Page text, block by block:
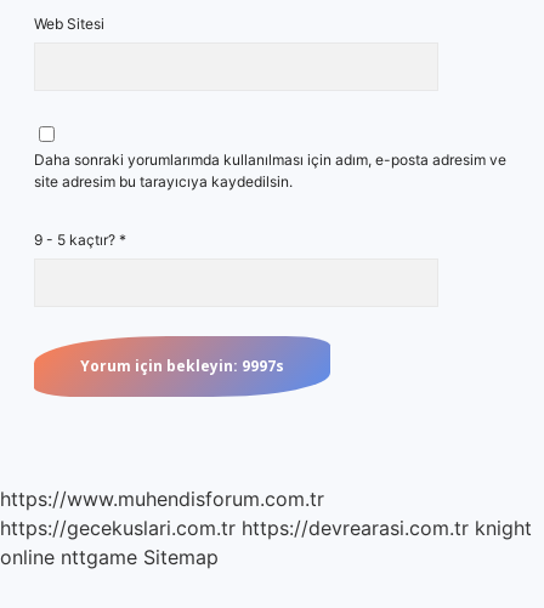
Web Sitesi
Daha sonraki yorumlarımda kullanılması için adım, e-posta adresim ve
site adresim bu tarayıcıya kaydedilsin.
9 - 5 kaçtır? *
https://www.muhendisforum.com.tr
https://gecekuslari.com.tr https://devrearasi.com.tr knight
online nttgame Sitemap